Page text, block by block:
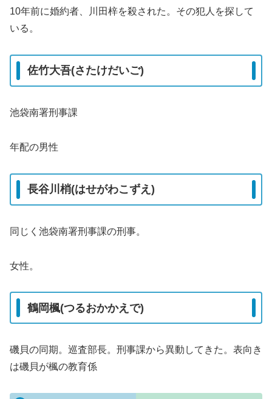
10年前に婚約者、川田梓を殺された。その犯人を探して
いる。
佐竹大吾(さたけだいご)
池袋南署刑事課
年配の男性
長谷川梢(はせがわこずえ)
同じく池袋南署刑事課の刑事。
女性。
鶴岡楓(つるおかかえで)
磯貝の同期。巡査部長。刑事課から異動してきた。表向き
は磯貝が楓の教育係